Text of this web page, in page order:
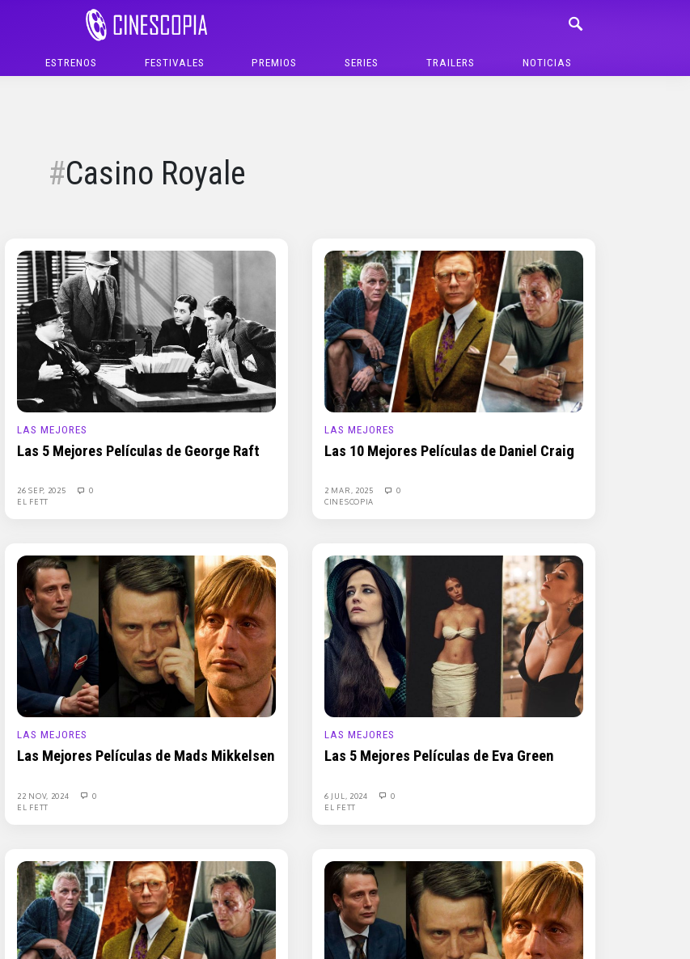
ESTRENOS FESTIVALES PREMIOS SERIES TRAILERS NOTICIAS
Casino Royale
LAS MEJORES
Las 5 Mejores Películas de George Raft
26 SEP, 2025
0
EL FETT
LAS MEJORES
Las 10 Mejores Películas de Daniel Craig
2 MAR, 2025
0
CINESCOPIA
LAS MEJORES
Las Mejores Películas de Mads Mikkelsen
22 NOV, 2024
0
EL FETT
LAS MEJORES
Las 5 Mejores Películas de Eva Green
6 JUL, 2024
0
EL FETT